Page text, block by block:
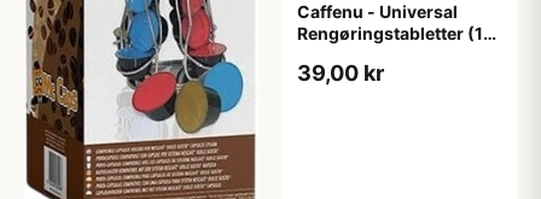
Caffenu - Universal
Rengøringstabletter (10
39,00 kr